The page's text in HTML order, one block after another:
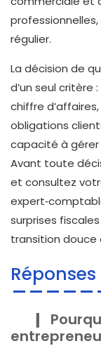
régulier.
La décision de
d’un seul critère
chiffre
obligations
capacité à
Avant toute
et consultez
surprises
transition douce